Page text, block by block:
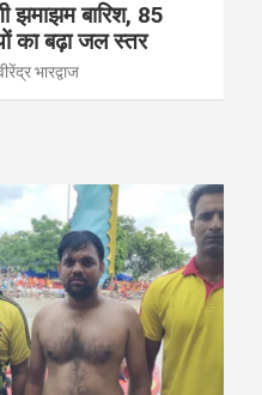
झमाझम बारिश, 85
का बढ़ा जल स्तर
भारद्वाज